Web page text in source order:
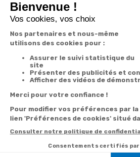
A propos de
nous
Avis Clients
Données
personnelles et
cookies
Paramétrer